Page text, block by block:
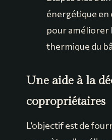
énergétique
pour améliorer
thermique du
Une aide à la
copropriétaires
L’objectif est de